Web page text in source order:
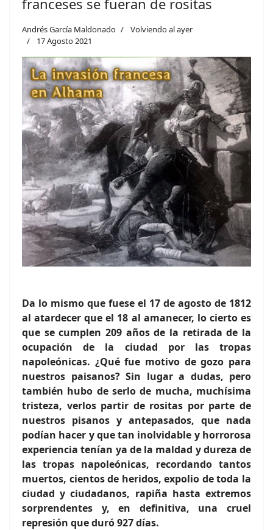
franceses se fueran de rositas
Andrés García Maldonado
Volviendo al ayer
17 Agosto 2021
Da lo mismo que fuese el 17 de agosto de 1812
al atardecer que el 18 al amanecer, lo cierto es
que se cumplen 209 años de la retirada de la
ocupación de la ciudad por las tropas
napoleónicas. ¿Qué fue motivo de gozo para
nuestros paisanos? Sin lugar a dudas, pero
también hubo de serlo de mucha, muchísima
tristeza, verlos partir de rositas por parte de
nuestros pisanos y antepasados, que nada
podían hacer y que tan inolvidable y horrorosa
experiencia tenían ya de la maldad y dureza de
las tropas napoleónicas, recordando tantos
muertos, cientos de heridos, expolio de toda la
ciudad y ciudadanos, rapiña hasta extremos
sorprendentes y, en definitiva, una cruel
represión que duró 927 días.